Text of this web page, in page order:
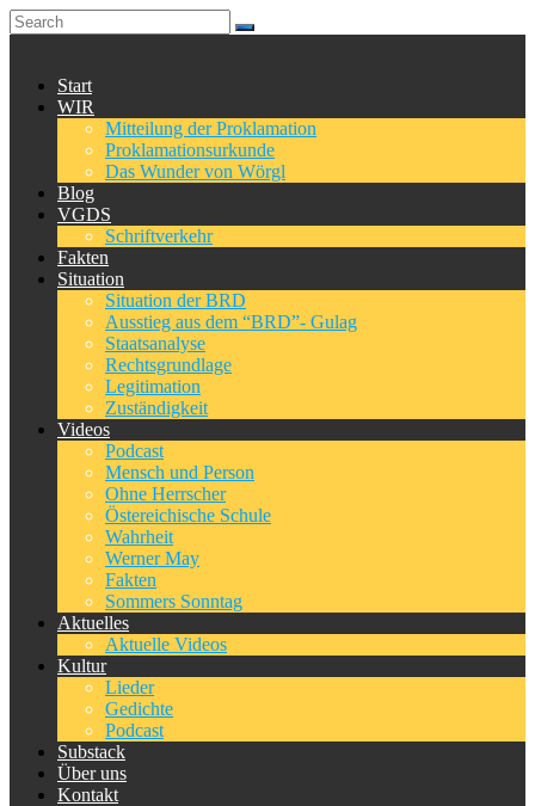
Start
WIR
Mitteilung der Proklamation
Proklamationsurkunde
Das Wunder von Wörgl
Blog
VGDS
Schriftverkehr
Fakten
Situation
Situation der BRD
Ausstieg aus dem “BRD”- Gulag
Staatsanalyse
Rechtsgrundlage
Legitimation
Zuständigkeit
Videos
Podcast
Mensch und Person
Ohne Herrscher
Östereichische Schule
Wahrheit
Werner May
Fakten
Sommers Sonntag
Aktuelles
Aktuelle Videos
Kultur
Lieder
Gedichte
Podcast
Substack
Über uns
Kontakt